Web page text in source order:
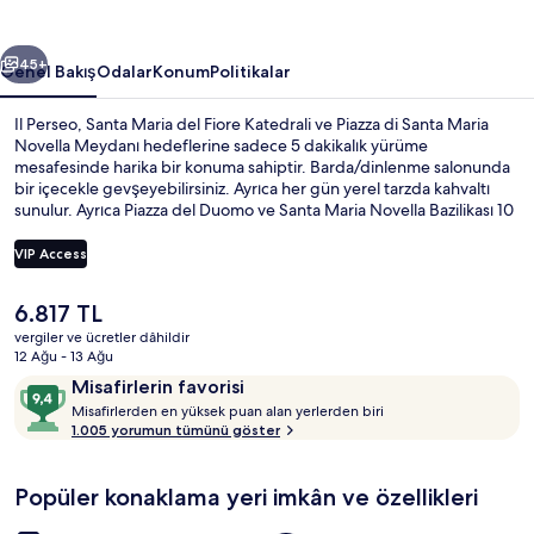
Sonraki
45+
Genel BakışOdalarKonumPolitikalar
Il Perseo, Santa Maria del Fiore Katedrali ve Piazza di Santa Maria
Novella Meydanı hedeflerine sadece 5 dakikalık yürüme
mesafesinde harika bir konuma sahiptir. Barda/dinlenme salonunda
bir içecekle gevşeyebilirsiniz. Ayrıca her gün yerel tarzda kahvaltı
sunulur. Ayrıca Piazza del Duomo ve Santa Maria Novella Bazilikası 10
misafirlerden tam not alıyor. Toplu taşıma yakındadır, Unità Tramvay
Durağı 5 dakikalık ve Valfonda - Stazione Santa Maria Novella
VIP Access
Şu
anki
fiyat
6.817 TL
vergiler ve ücretler dâhildir
12 Ağu - 13 Ağu
YorumlarMisafirlerin favorisi
10
üzerinden
9,4,
favorisi
Misafirlerden en yüksek puan alan yerlerden biri
f
1.005 yorumun tümünü göster
Popüler konaklama yeri imkân ve özellikleri